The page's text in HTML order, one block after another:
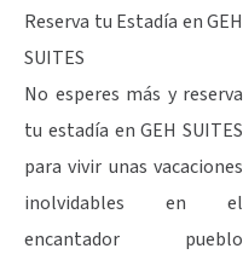
Reserva tu Estadía en GEH
SUITES
No esperes más y reserva
tu estadía en GEH SUITES
para vivir unas vacaciones
inolvidables en el
encantador pueblo